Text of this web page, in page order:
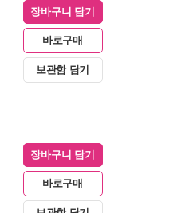
장바구니 담기
바로구매
보관함 담기
장바구니 담기
바로구매